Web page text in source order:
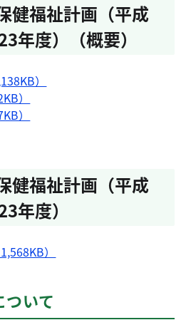
健福祉計画（平成
年度）（概要）
）
）
）
健福祉計画（平成
年度）
）
いて